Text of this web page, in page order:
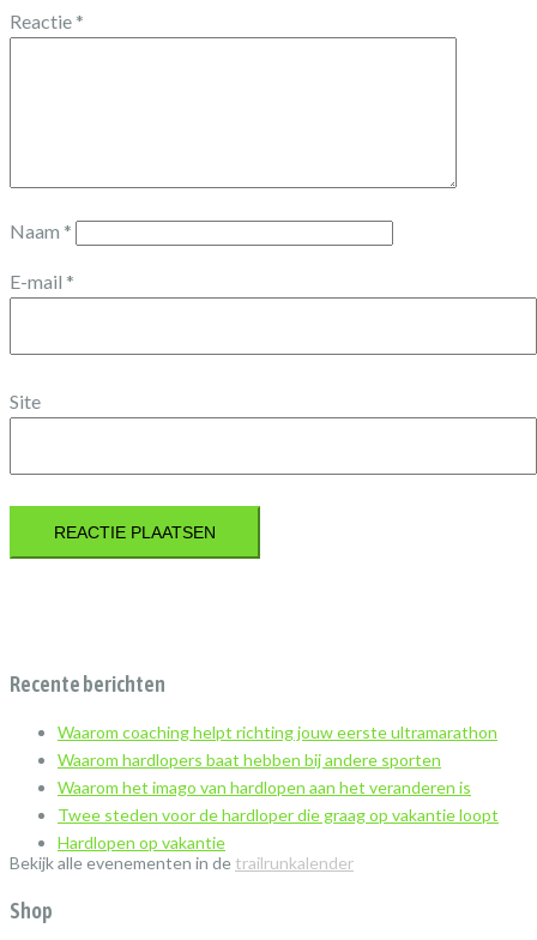
Reactie *
Naam *
E-mail *
Site
Recente berichten
Waarom coaching helpt richting jouw eerste ultramarathon
Waarom hardlopers baat hebben bij andere sporten
Waarom het imago van hardlopen aan het veranderen is
Twee steden voor de hardloper die graag op vakantie loopt
Hardlopen op vakantie
Bekijk alle evenementen in de trailrunkalender
Shop